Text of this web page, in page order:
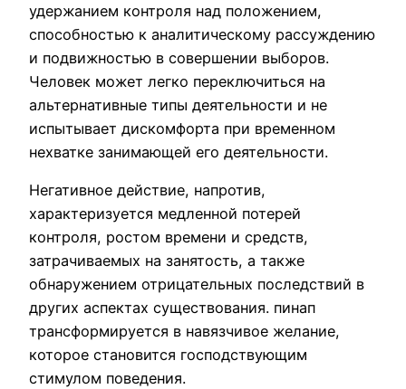
удержанием контроля над положением,
способностью к аналитическому рассуждению
и подвижностью в совершении выборов.
Человек может легко переключиться на
альтернативные типы деятельности и не
испытывает дискомфорта при временном
нехватке занимающей его деятельности.
Негативное действие, напротив,
характеризуется медленной потерей
контроля, ростом времени и средств,
затрачиваемых на занятость, а также
обнаружением отрицательных последствий в
других аспектах существования. пинап
трансформируется в навязчивое желание,
которое становится господствующим
стимулом поведения.